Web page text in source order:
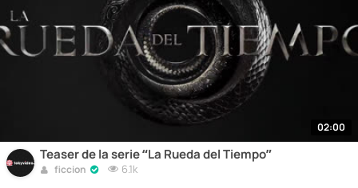
02:00
Teaser de la serie “La Rueda del Tiempo”
ficcion 6.1k